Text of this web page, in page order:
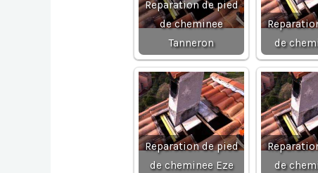
Reparation de pied
de cheminee
Tanneron
de
Reparation de pied
de cheminee Eze
de